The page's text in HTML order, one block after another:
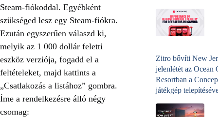
Steam-fiókoddal. Egyébként
szükséged lesz egy Steam-fiókra.
Ezután egyszerűen válaszd ki,
melyik az 1 000 dollár feletti
eszköz verziója, fogadd el a
feltételeket, majd kattints a
„Csatlakozás a listához” gombra.
Íme a rendelkezésre álló négy
csomag:
Zitro bővíti New
jelenlétét az Ocean
Resortban a
játékgép